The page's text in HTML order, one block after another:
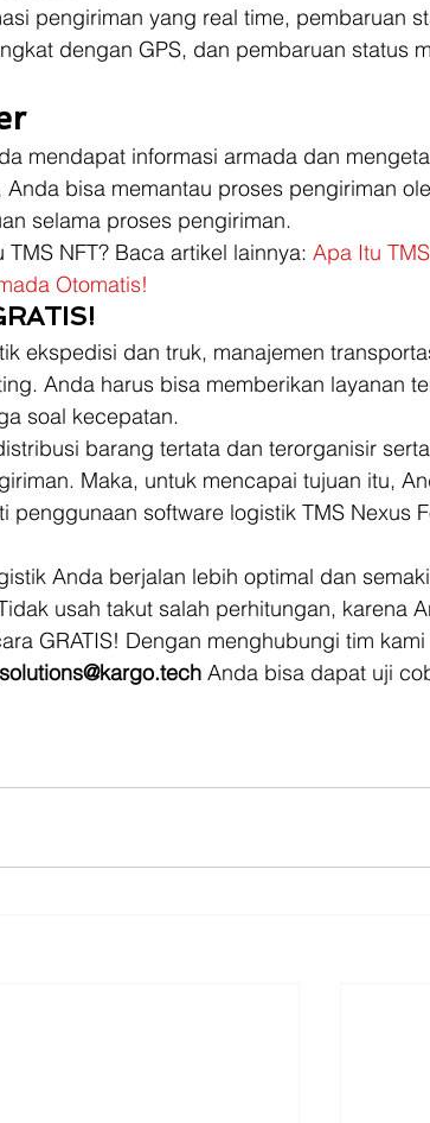
pengiriman yang real time, pembaruan
dengan GPS, dan pembaruan status
mendapat informasi armada dan
bisa memantau proses pengiriman
selama proses pengiriman.
NFT? Baca artikel lainnya: Apa Itu
Otomatis!
ekspedisi dan truk, manajemen
Anda harus bisa memberikan layanan
soal kecepatan.
barang tertata dan terorganisir
Maka, untuk mencapai tujuan itu,
penggunaan software logistik TMS Nexus
Anda berjalan lebih optimal dan
usah takut salah perhitungan, karena
GRATIS! Dengan menghubungi tim kami
Anda bisa dapat uji